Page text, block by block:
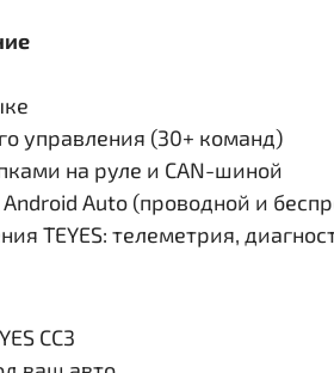
управления (30+ команд)
на руле и CAN-шиной
Auto (проводной и
TEYES: телеметрия,
CC3